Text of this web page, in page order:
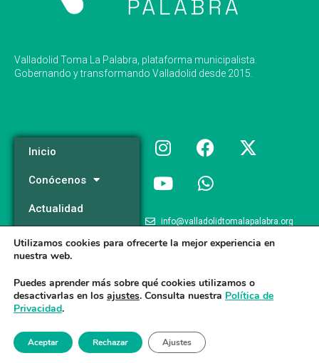
Valladolid Toma La Palabra, plataforma municipalista.
Gobernando y transformando Valladolid desde 2015.
Inicio
Conócenos
Actualidad
Programa
info@valladolidtomalapalabra.org
+34 983 426 124
Aviso legal/Poltica de Privacidad/ Politica de Cookies
Utilizamos cookies para ofrecerte la mejor experiencia en
nuestra web.
Puedes aprender más sobre qué cookies utilizamos o
desactivarlas en los ajustes. Consulta nuestra Política de
Privacidad.
Aceptar Rechazar Ajustes